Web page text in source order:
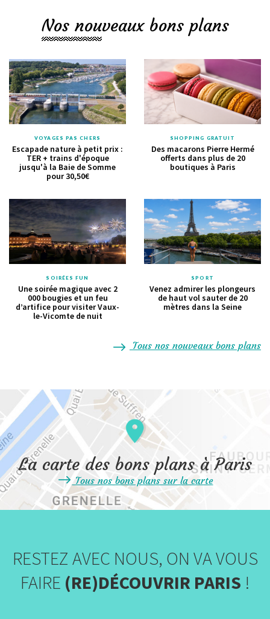
Nos nouveaux bons plans
VOYAGES PAS CHERS
Escapade nature à petit prix :
TER + trains d'époque
jusqu'à la Baie de Somme
pour 30,50€
SHOPPING GRATUIT
Des macarons Pierre Hermé
offerts dans plus de 20
boutiques à Paris
SOIRÉES FUN
Une soirée magique avec 2
000 bougies et un feu
d’artifice pour visiter Vaux-
le-Vicomte de nuit
SPORT
Venez admirer les plongeurs
de haut vol sauter de 20
mètres dans la Seine
Tous nos nouveaux bons plans
La carte des bons plans à Paris
Tous nos bons plans sur la carte
RESTEZ AVEC NOUS, ON VA VOUS
FAIRE (RE)DÉCOUVRIR PARIS !